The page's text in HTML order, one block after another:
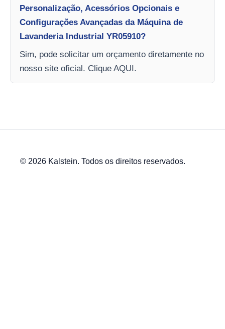
Personalização, Acessórios Opcionais e
Configurações Avançadas da Máquina de
Lavanderia Industrial YR05910?
Sim, pode solicitar um orçamento diretamente no
nosso site oficial. Clique AQUI.
© 2026 Kalstein. Todos os direitos reservados.